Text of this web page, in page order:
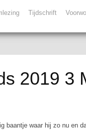
Tijdschrift
2019 3
baantje waar hij zo nu en